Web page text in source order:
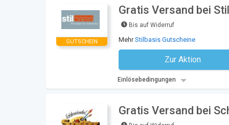
GUTSCHEIN
Gratis Versand bei
Bis auf Widerruf
MehrStilbasis Gutscheine
Zur Aktion
Kein Code
Einlösebedingungen
Gratis Versand bei